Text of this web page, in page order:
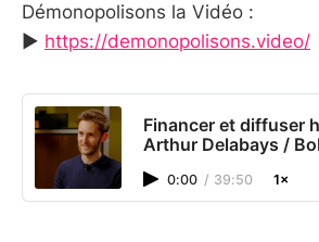
Démonopolisons la Vidéo :
▶️ https://demonopolisons.video/
Financer et diffuser
Arthur Delabays /
0:00 / 39:50 1×